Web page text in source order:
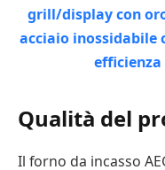
Qualità del
Il forno da incasso